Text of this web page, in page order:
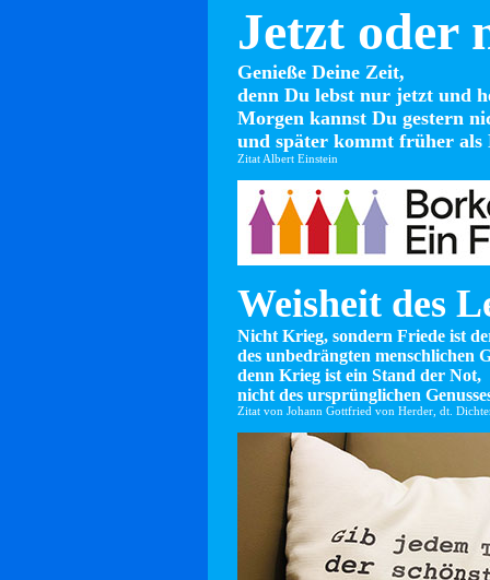
Jetzt oder
Genieße Deine Zeit,
denn Du lebst nur jetzt und
Morgen kannst Du gestern
und später kommt früher als
Zitat Albert Einstein
Weisheit des
Nicht Krieg, sondern Friede ist
des unbedrängten menschlichen
denn Krieg ist ein Stand der Not,
nicht des ursprünglichen
Zitat von Johann Gottfried von Herder, dt.